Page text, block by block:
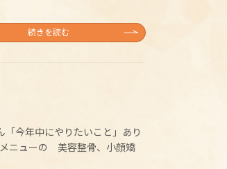
続きを読む
今年中にやりたいこと」あり
ニューの 美容整骨、小顔矯